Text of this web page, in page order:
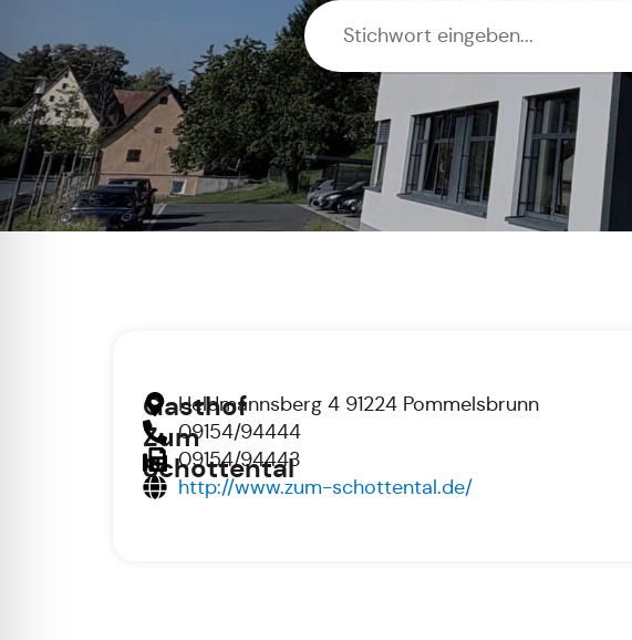
Gasthof
Zum
Schottental
Heldmannsberg 4 91224 Pommelsbrunn
09154/94444
09154/94443
http://www.zum-schottental.de/